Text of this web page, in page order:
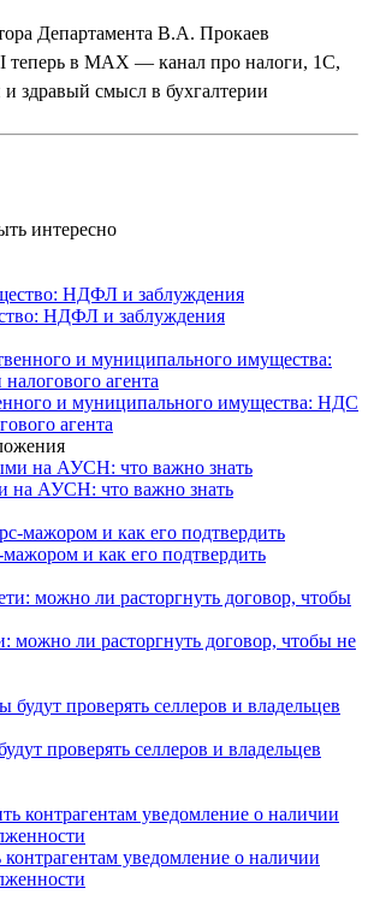
Департамента В.А. Прокаев
теперь в MAX — канал про налоги, 1С,
и здравый смысл в бухгалтерии
интересно
НДФЛ и заблуждения
и муниципального имущества: НДС
агента
на АУСН: что важно знать
мажором и как его подтвердить
можно ли расторгнуть договор, чтобы не
проверять селлеров и владельцев
уведомление о наличии